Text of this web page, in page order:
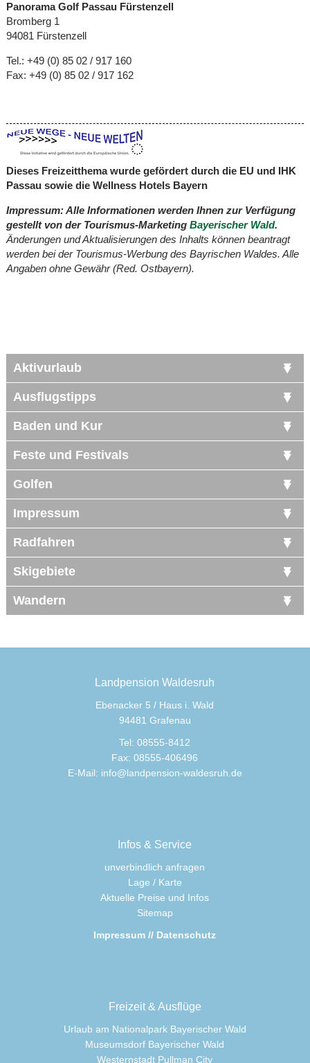
Panorama Golf Passau Fürstenzell
Bromberg 1
94081 Fürstenzell
Tel.: +49 (0) 85 02 / 917 160
Fax: +49 (0) 85 02 / 917 162
Dieses Freizeitthema wurde gefördert durch die EU und IHK
Passau sowie die Wellness Hotels Bayern
Impressum: Alle Informationen werden Ihnen zur Verfügung
gestellt von der Tourismus-Marketing Bayerischer Wald.
Änderungen und Aktualisierungen des Inhalts können beantragt
werden bei der Tourismus-Werbung des Bayrischen Waldes. Alle
Angaben ohne Gewähr (Red. Ostbayern).
Aktivurlaub
Ausflugstipps
Baden und Kur
Feste und Festivals
Golfen
Impressum
Radfahren
Skigebiete
Wandern
Landpension Waldesruh
Ebenacker 5 / Haus i. Wald
94481 Grafenau
Tel: 08555-8412
Fax: 08555-406496
E-Mail: info@landpension-waldesruh.de
Infos & Service
unverbindlich anfragen
Lage / Karte
Aktuelle Preise und Infos
Sitemap
Impressum // Datenschutz
Freizeit & Ausflüge
Urlaub am Nationalpark Bayerischer Wald
Museumsdorf Bayerischer Wald
Westernstadt Pullman City